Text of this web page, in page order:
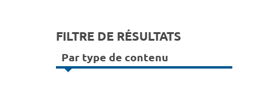
FILTRE DE RÉSULTATS
Par type de contenu